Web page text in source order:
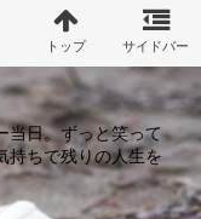
当日。ずっと笑って
持ちで残りの人生を